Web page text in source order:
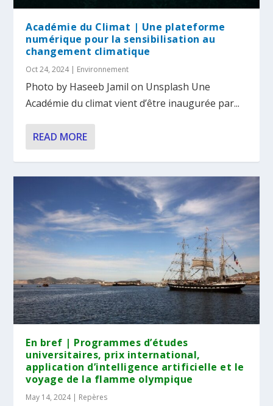
Académie du Climat | Une plateforme
numérique pour la sensibilisation au
changement climatique
Oct 24, 2024| Environnement
Photo by Haseeb Jamil on Unsplash Une
Académie du climat vient d’être inaugurée par...
READ MORE
En bref | Programmes d’études
universitaires, prix international,
application d’intelligence artificielle et le
voyage de la flamme olympique
May 14, 2024| Repères